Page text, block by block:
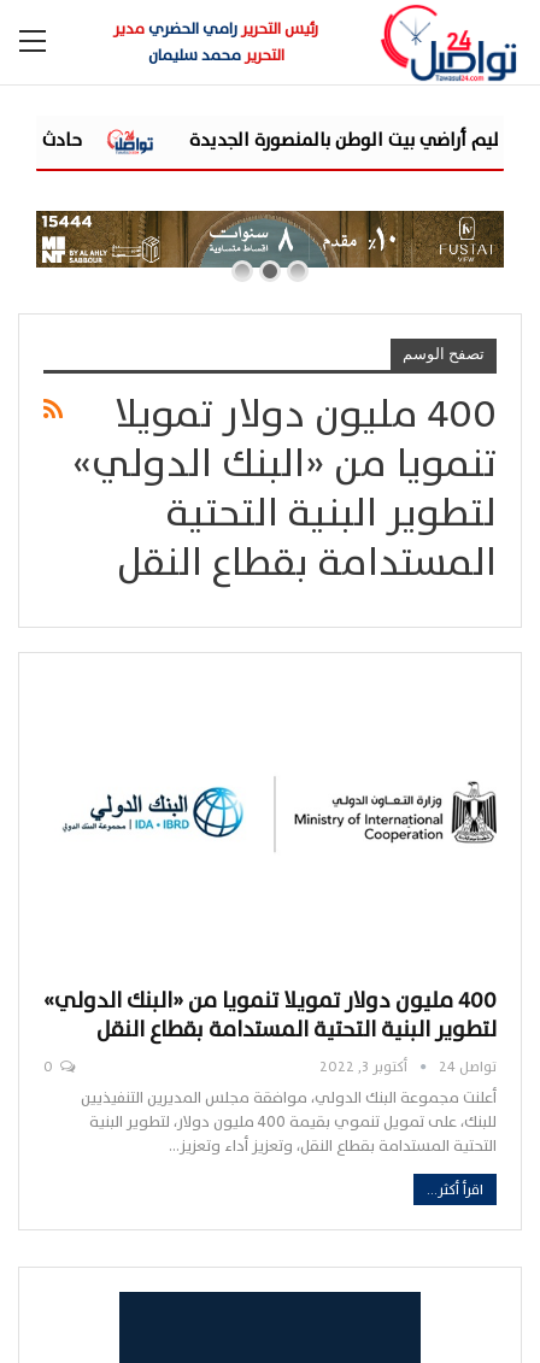
رئيس التحريررامي الحضريمدير
التحريرمحمد سليمان
حادث مأساوي في منجم
تصفح الوسم
400 مليون دولار تمويلا
تنمويا من «البنك الدولي»
لتطوير البنية التحتية
المستدامة بقطاع النقل
400 مليون دولار تمويلا تنمويا من «البنك الدولي»
لتطوير البنية التحتية المستدامة بقطاع النقل
تواصل 24 أكتوبر 3, 2022
أعلنت مجموعة البنك الدولي، موافقة مجلس المديرين التنفيذيين
للبنك، على تمويل تنموي بقيمة 400 مليون دولار، لتطوير البنية
التحتية المستدامة بقطاع النقل، وتعزيز أداء وتعزيز…
اقرأ أكثر...